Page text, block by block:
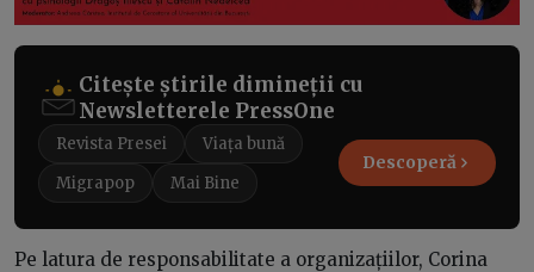
Citește știrile dimineții cu
Newsletterele PressOne
Revista Presei
Viața bună
Migrapop
Mai Bine
Descoperă
Pe latura de responsabilitate a organizațiilor, Corina